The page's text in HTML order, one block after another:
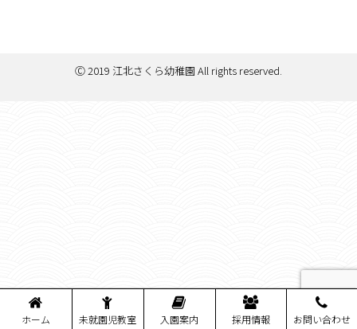
Ⓒ 2019 江北さくら幼稚園 All rights reserved.
ホーム 未就園児教室 入園案内 採用情報 お問い合わせ